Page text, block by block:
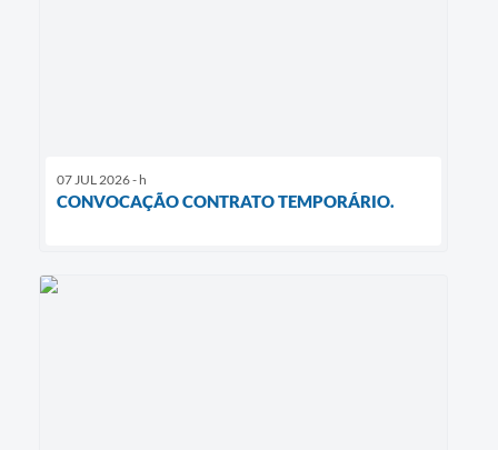
07 JUL 2026 - h
CONVOCAÇÃO CONTRATO TEMPORÁRIO.